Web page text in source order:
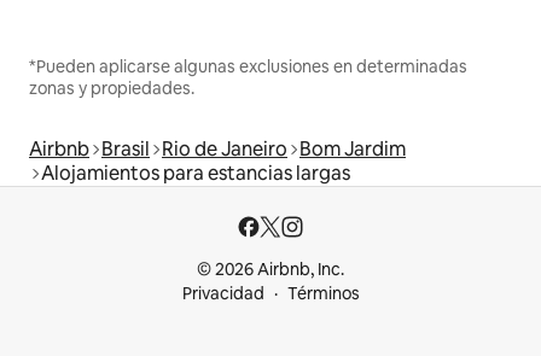
*Pueden aplicarse algunas exclusiones en determinadas
zonas y propiedades.
Airbnb Brasil Rio de Janeiro Bom Jardim
Alojamientos para estancias largas
© 2026 Airbnb, Inc.
Privacidad
Términos